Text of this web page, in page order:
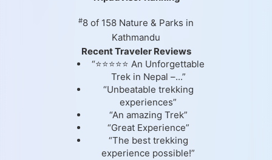
#8 of 158 Nature & Parks in
Kathmandu
Recent Traveler Reviews
“⭐⭐⭐⭐⭐ An Unforgettable
Trek in Nepal –...”
“Unbeatable trekking
experiences”
“An amazing Trek”
“Great Experience”
“The best trekking
experience possible!”